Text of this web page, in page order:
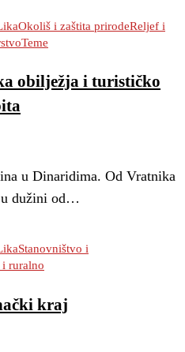
Okoliš i zaštita prirodeReljef i
Teme
obilježja i turističko
u Dinaridima. Od Vratnika
u dužini od…
Stanovništvo i
ruralno
kraj